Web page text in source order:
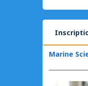
Marine